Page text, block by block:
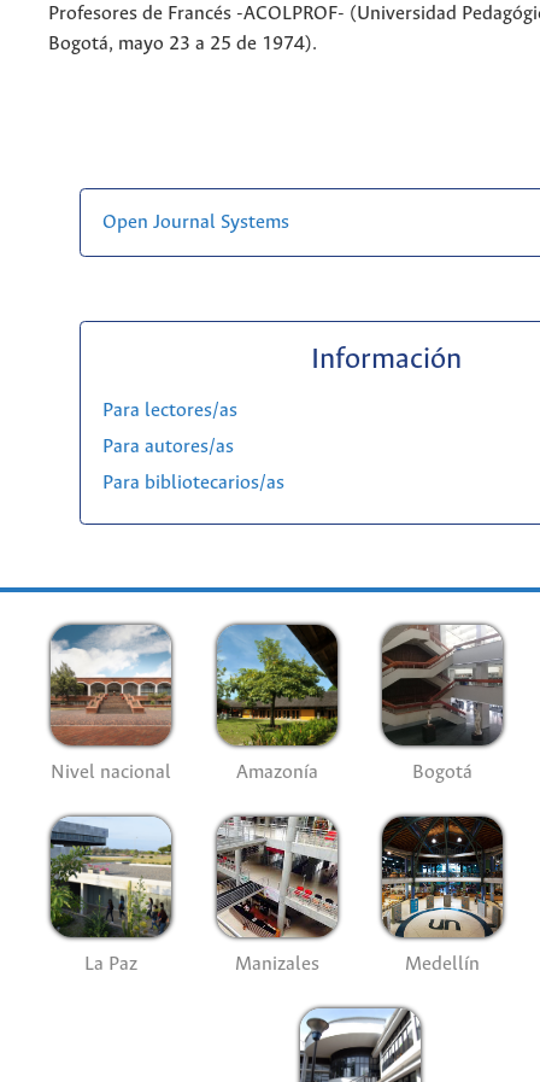
Profesores de Francés -ACOLPROF- (Universidad
Bogotá, mayo 23 a 25 de 1974).
Open Journal Systems
Información
Para lectores/as
Para autores/as
Para bibliotecarios/as
Nivel nacional Amazonía Bogotá
La Paz Manizales Medellín